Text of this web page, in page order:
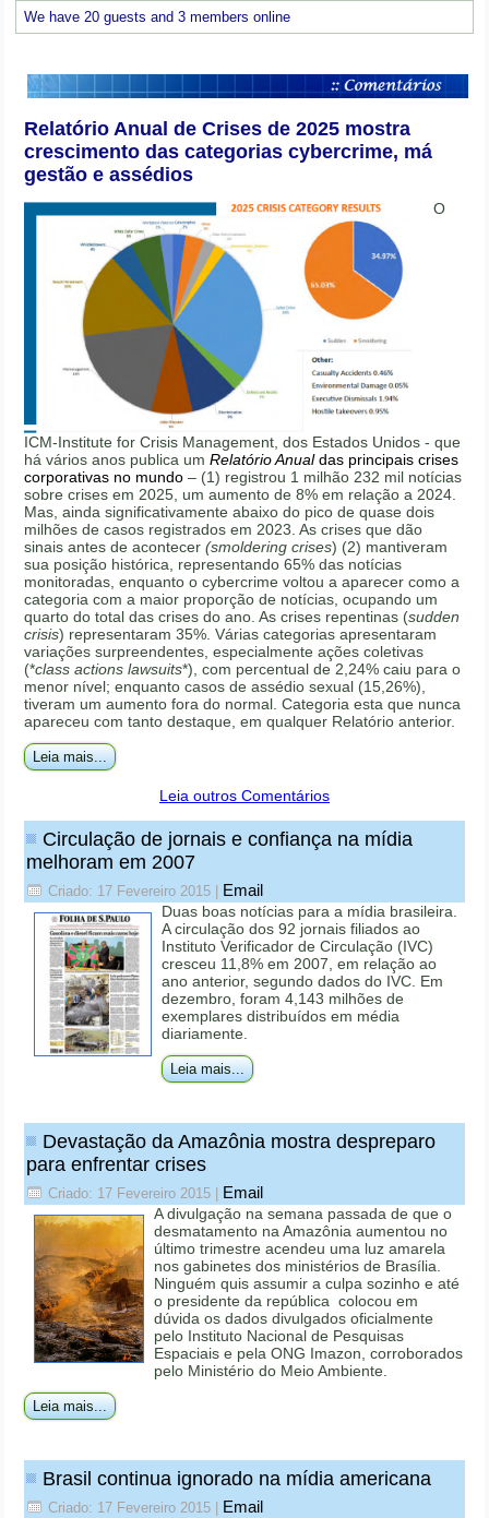
We have 20 guests and 3 members online
Relatório Anual de Crises de 2025 mostra
crescimento das categorias cybercrime, má
gestão e assédios
O
ICM-Institute for Crisis Management, dos Estados Unidos - que
há vários anos publica umRelatório Anualdas principais crises
corporativas no mundo – (1) registrou 1 milhão 232 mil notícias
sobre crises em 2025, um aumento de 8% em relação a 2024.
Mas, ainda significativamente abaixo do pico de quase dois
milhões de casos registrados em 2023. As crises que dão
sinais antes de acontecer(smoldering crises) (2) mantiveram
sua posição histórica, representando 65% das notícias
monitoradas, enquanto o cybercrime voltou a aparecer como a
categoria com a maior proporção de notícias, ocupando um
quarto do total das crises do ano. As crises repentinas (sudden
crisis) representaram 35%. Várias categorias apresentaram
variações surpreendentes, especialmente ações coletivas
(*class actions lawsuits*), com percentual de 2,24% caiu para o
menor nível; enquanto casos de assédio sexual (15,26%),
tiveram um aumento fora do normal. Categoria esta que nunca
apareceu com tanto destaque, em qualquer Relatório anterior.
Leia mais...
Leia outros Comentários
Circulação de jornais e confiança na mídia
melhoram em 2007
Criado: 17 Fevereiro 2015 Email
Duas boas notícias para a mídia brasileira.
A circulação dos 92 jornais filiados ao
Instituto Verificador de Circulação (IVC)
cresceu 11,8% em 2007, em relação ao
ano anterior, segundo dados do IVC. Em
dezembro, foram 4,143 milhões de
exemplares distribuídos em média
diariamente.
Leia mais...
Devastação da Amazônia mostra despreparo
para enfrentar crises
Criado: 17 Fevereiro 2015 Email
A divulgação na semana passada de que o
desmatamento na Amazônia aumentou no
último trimestre acendeu uma luz amarela
nos gabinetes dos ministérios de Brasília.
Ninguém quis assumir a culpa sozinho e até
o presidente da república colocou em
dúvida os dados divulgados oficialmente
pelo Instituto Nacional de Pesquisas
Espaciais e pela ONG Imazon, corroborados
pelo Ministério do Meio Ambiente.
Leia mais...
Brasil continua ignorado na mídia americana
Criado: 17 Fevereiro 2015 Email